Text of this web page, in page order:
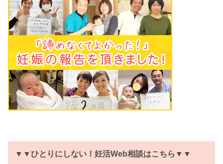
▼▼ひとりにしない！妊活Web相談はこちら▼▼